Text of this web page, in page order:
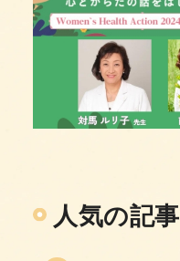
人気の記事